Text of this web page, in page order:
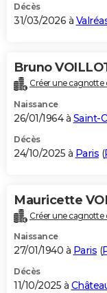
Décès
31/03/2026 à
Bruno
Créer une cagnotte
Naissance
26/01/1964 à Saint-
Décès
24/10/2025 à Paris (
Mauricette
Créer une cagnotte
Naissance
27/01/1940 à Paris (
Décès
11/10/2025 à